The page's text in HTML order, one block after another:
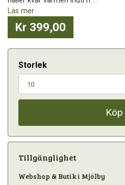
Läs mer
Kr 399,00
Storlek
Köp
Tillgänglighet
Webshop & Butik i Mjölby